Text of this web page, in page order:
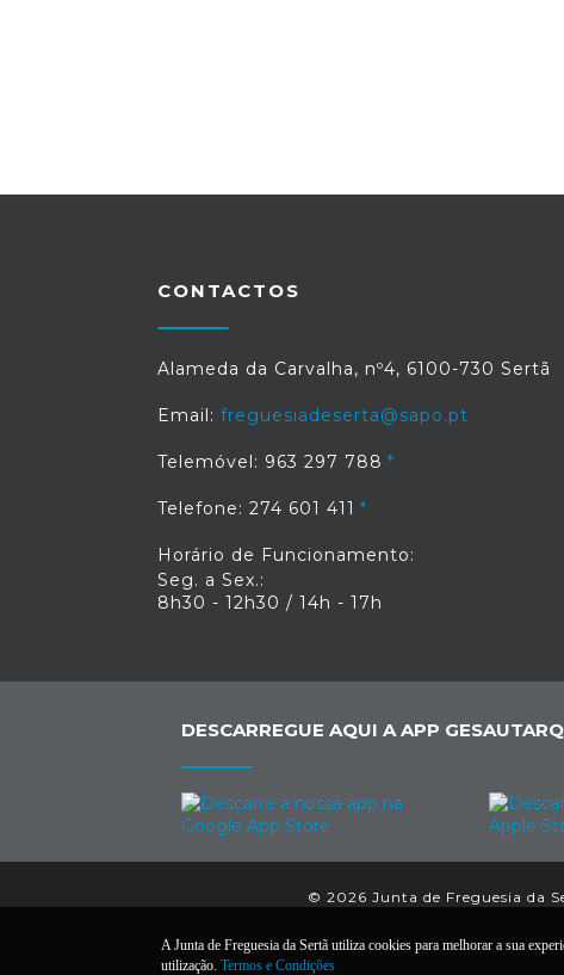
CONTACTOS
Alameda da Carvalha, nº4, 6100-730 Sertã
Email: freguesiadeserta@sapo.pt
Telemóvel: 963 297 788
Telefone: 274 601 411
Horário de Funcionamento:
Seg. a Sex.:
8h30 - 12h30 / 14h - 17h
DESCARREGUE AQUI A APP
© 2026 Junta de Freguesia da
A Junta de Freguesia da Sertã utiliza cookies para melhorar a sua
utilização. Termos e Condições